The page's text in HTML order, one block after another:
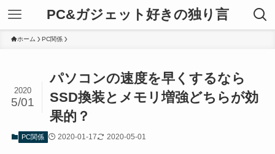
PC&ガジェット好きの独り言
ホーム PC関係
パソコンの速度を早くするなら
SSD換装とメモリ増強どちらが効
果的？
2020
5/01
PC関係 2020-01-17 2020-05-01